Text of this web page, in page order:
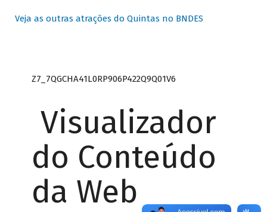
Veja as outras atrações do Quintas no BNDES
Z7_7QGCHA41L0RP906P422Q9Q01V6
Visualizador
do Conteúdo
da Web